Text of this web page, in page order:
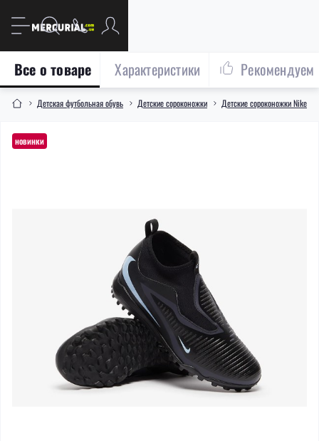
Детская футбольная обувь Детские сороконожки Детские сороконожки Nike
Все о товаре Характеристики Рекомендуем
новинки